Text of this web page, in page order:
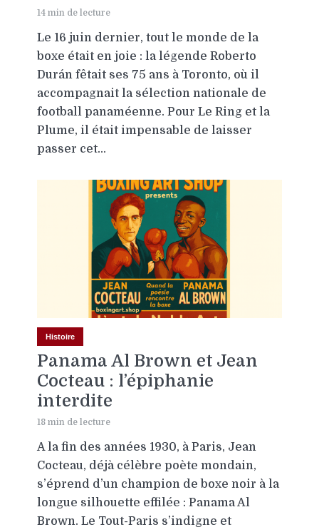
14 min de lecture
Le 16 juin dernier, tout le monde de la
boxe était en joie : la légende Roberto
Durán fêtait ses 75 ans à Toronto, où il
accompagnait la sélection nationale de
football panaméenne. Pour Le Ring et la
Plume, il était impensable de laisser
passer cet...
Histoire
Panama Al Brown et Jean
Cocteau : l’épiphanie
interdite
18 min de lecture
A la fin des années 1930, à Paris, Jean
Cocteau, déjà célèbre poète mondain,
s’éprend d’un champion de boxe noir à la
longue silhouette effilée : Panama Al
Brown. Le Tout-Paris s’indigne et